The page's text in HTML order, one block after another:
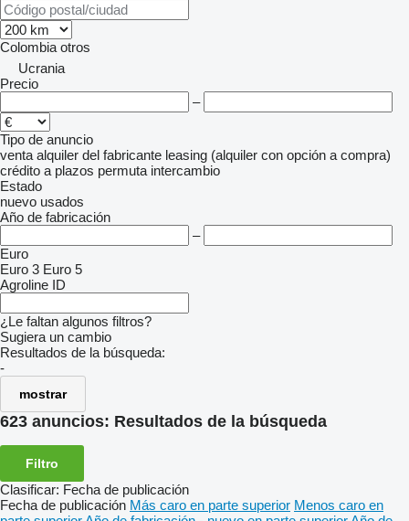
Colombia otros
Ucrania
Precio
–
Tipo de anuncio
venta alquiler del fabricante leasing (alquiler con opción a compra)
crédito a plazos permuta intercambio
Estado
nuevo usados
Año de fabricación
–
Euro
Euro 3 Euro 5
Agroline ID
¿Le faltan algunos filtros?
Sugiera un cambio
Resultados de la búsqueda:
-
mostrar
623 anuncios: Resultados de la búsqueda
Filtro
Clasificar: Fecha de publicación
Fecha de publicación Más caro en parte superior Menos caro en